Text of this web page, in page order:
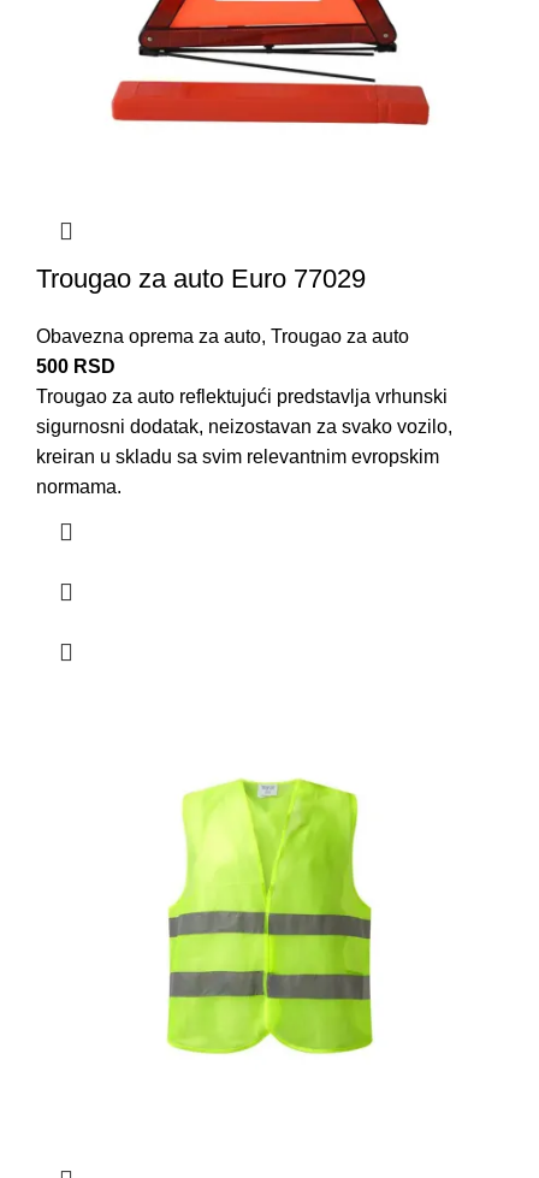
Trougao za auto Euro 77029
Obavezna oprema za auto, Trougao za auto
500 RSD
Trougao za auto reflektujući predstavlja vrhunski
sigurnosni dodatak, neizostavan za svako vozilo,
kreiran u skladu sa svim relevantnim evropskim
normama.